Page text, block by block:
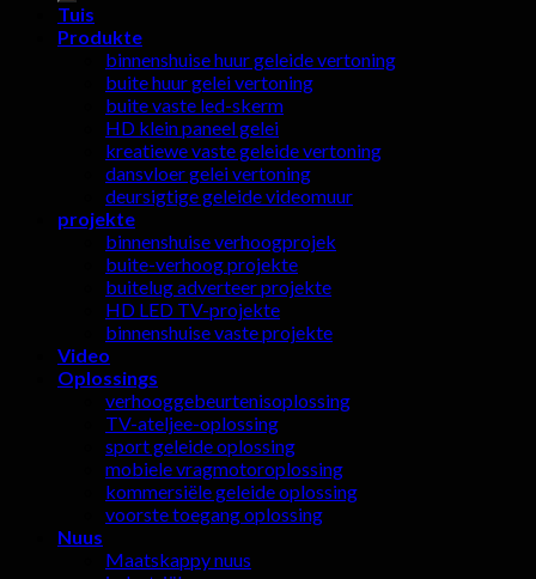
Tuis
Produkte
binnenshuise huur geleide vertoning
buite huur gelei vertoning
buite vaste led-skerm
HD klein paneel gelei
kreatiewe vaste geleide vertoning
dansvloer gelei vertoning
deursigtige geleide videomuur
projekte
binnenshuise verhoogprojek
buite-verhoog projekte
buitelug adverteer projekte
HD LED TV-projekte
binnenshuise vaste projekte
Video
Oplossings
verhooggebeurtenisoplossing
TV-ateljee-oplossing
sport geleide oplossing
mobiele vragmotoroplossing
kommersiële geleide oplossing
voorste toegang oplossing
Nuus
Maatskappy nuus